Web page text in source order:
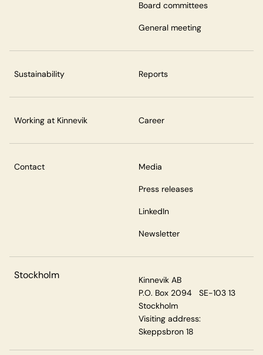
Board committees
General meeting
Sustainability Reports
Working at Kinnevik Career
Contact Media
Press releases
LinkedIn
Newsletter
Stockholm
Kinnevik AB
P.O. Box 2094 SE-103 13
Stockholm
Visiting address:
Skeppsbron 18